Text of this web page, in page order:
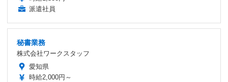
派遣社員
秘書業務
株式会社ワークスタッフ
愛知県
時給2,000円～